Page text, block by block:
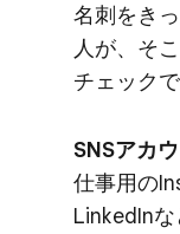
名刺を​き
人が、​そ
チェックで
SNSアカ
仕事用の​
LinkedInな